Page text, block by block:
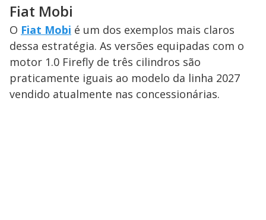
Fiat Mobi
O Fiat Mobi é um dos exemplos mais claros
dessa estratégia. As versões equipadas com o
motor 1.0 Firefly de três cilindros são
praticamente iguais ao modelo da linha 2027
vendido atualmente nas concessionárias.